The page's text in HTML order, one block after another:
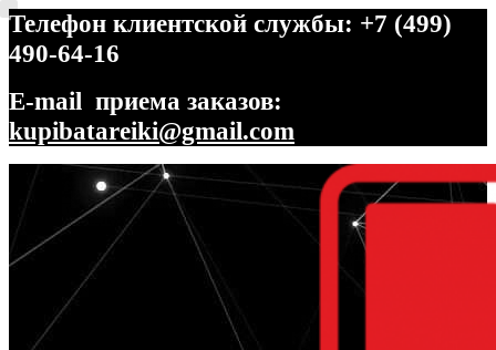
Телефон клиентской службы: +7 (499)
490-64-16
E-mail приема заказов:
kupibatareiki@gmail.com
Перейти
навигации
Перейти
содержимому